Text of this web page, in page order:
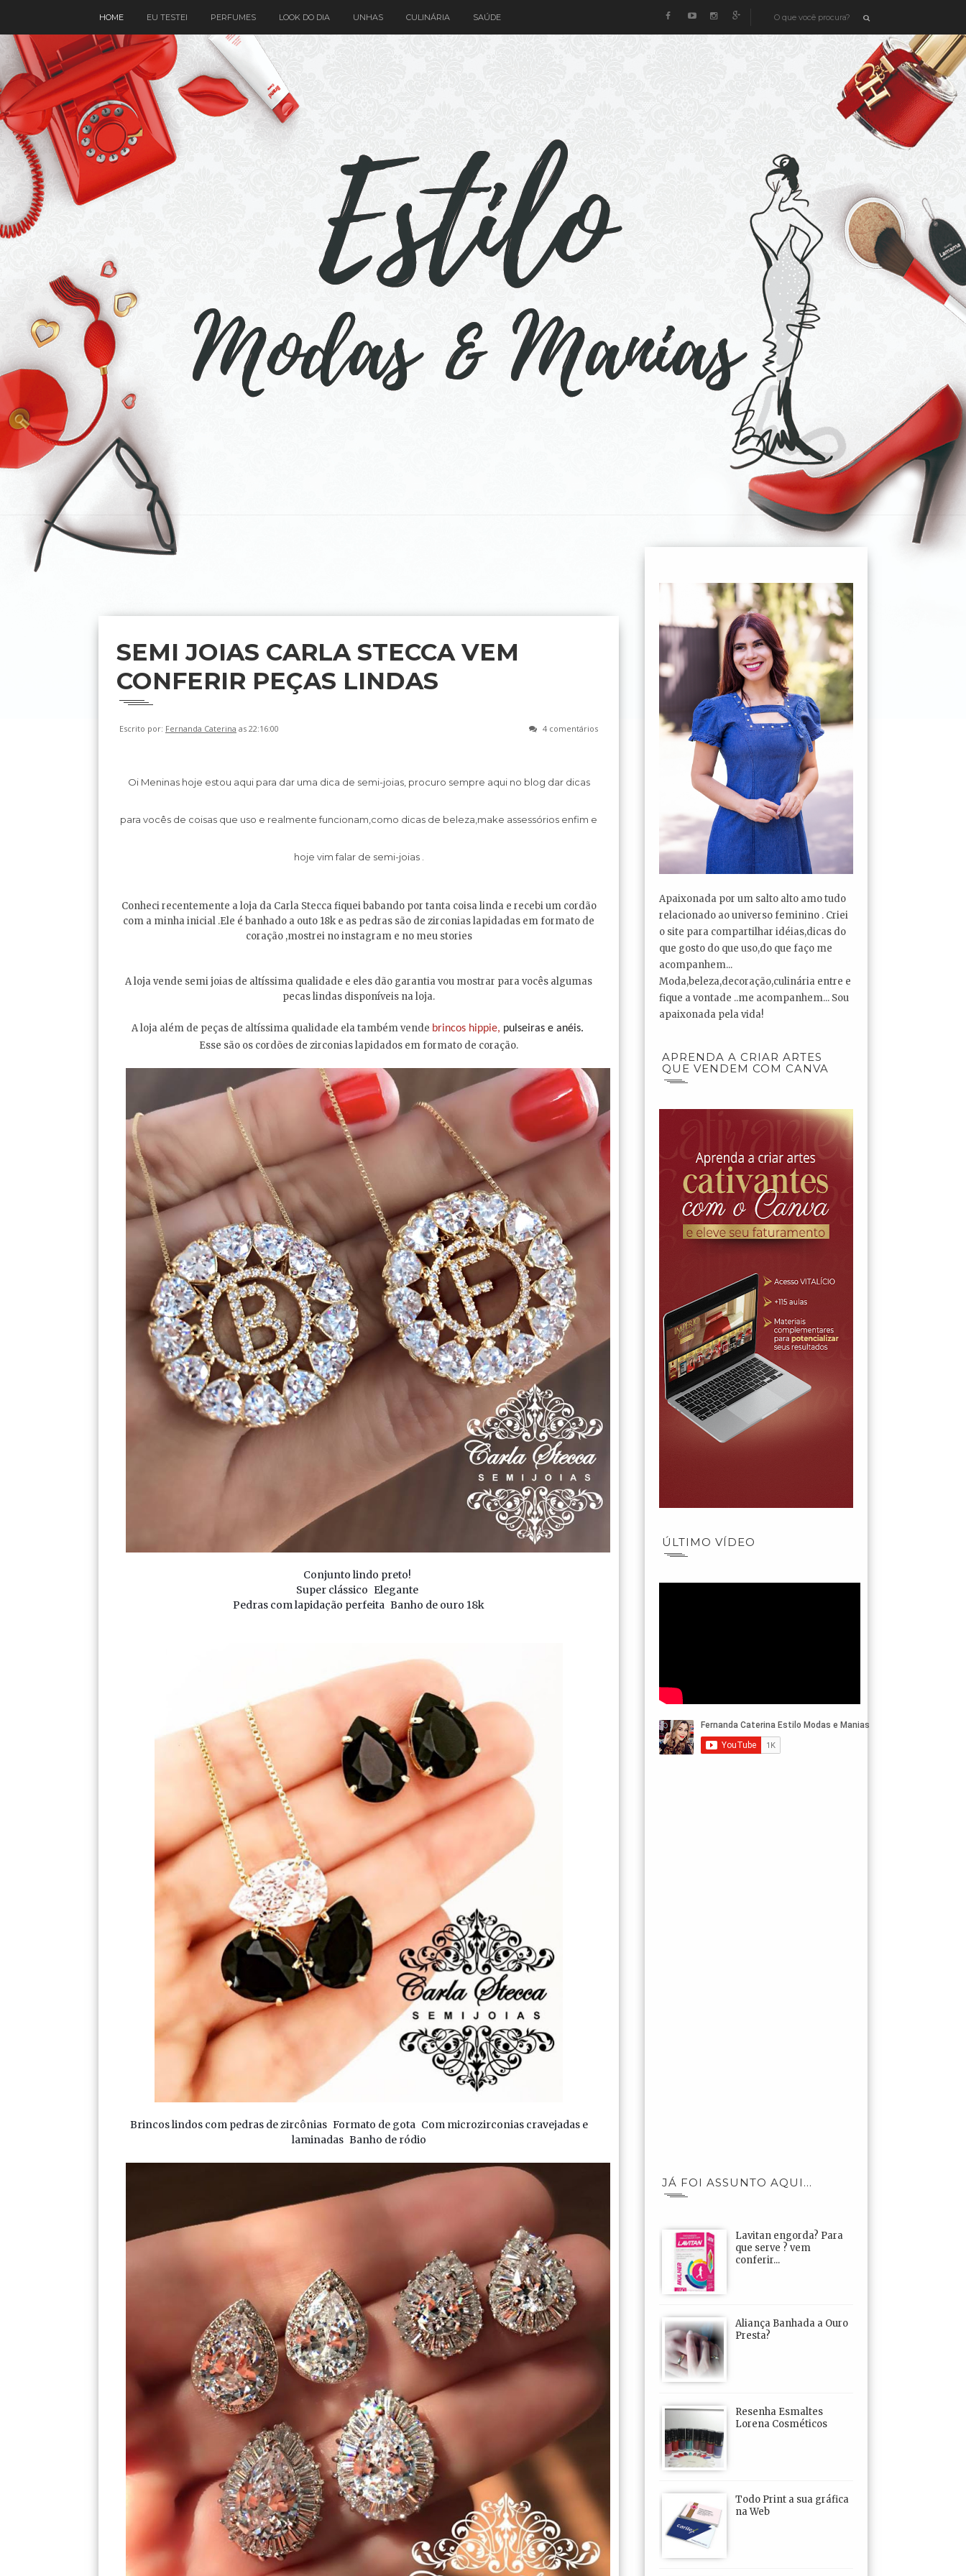
HOME EU TESTEI PERFUMES LOOK DO DIA UNHAS CULINÁRIA SAÚDE
SEMI JOIAS CARLA STECCA VEM
CONFERIR PEÇAS LINDAS
Escrito por: Fernanda Caterina as 22:16:00 4 comentários
Oi Meninas hoje estou aqui para dar uma dica de semi-joias, procuro sempre aqui no blog dar dicas
para vocês de coisas que uso e realmente funcionam,como dicas de beleza,make assessórios enfim e
hoje vim falar de semi-joias
Conheci recentemente a loja da Carla Stecca fiquei babando por tanta coisa linda e recebi um cordão
com a minha inicial .Ele é banhado a outo 18k e as pedras são de zirconias lapidadas em formato de
coração ,mostrei no instagram e no meu stories
A loja vende semi joias de altíssima qualidade e eles dão garantia vou mostrar para vocês algumas
pecas lindas disponíveis na loja.
A loja além de peças de altíssima qualidade ela também vende brincos hippie, pulseiras e anéis.
Esse são os cordões de zirconias lapidados em formato de coração.
Conjunto lindo preto!
Super clássico Elegante
Pedras com lapidação perfeita Banho de ouro 18k
Brincos lindos com pedras de zircônias Formato de gota Com microzirconias cravejadas e
laminadas Banho de ródio
Apaixonada por um salto alto amo tudo
relacionado ao universo feminino . Criei
o site para compartilhar idéias,dicas do
que gosto do que uso,do que faço me
acompanhem...
Moda,beleza,decoração,culinária entre e
fique a vontade ..me acompanhem... Sou
apaixonada pela vida!
APRENDA A CRIAR ARTES
QUE VENDEM COM CANVA
ÚLTIMO VÍDEO
JÁ FOI ASSUNTO AQUI...
Lavitan engorda? Para
que serve ? vem
conferir...
Aliança Banhada a Ouro
Presta?
Resenha Esmaltes
Lorena Cosméticos
Todo Print a sua gráfica
na Web